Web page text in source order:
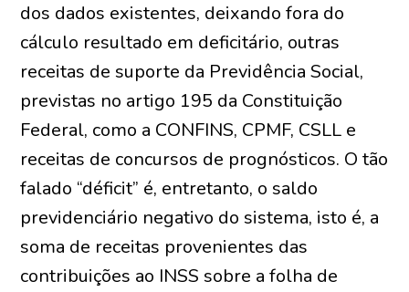
dos dados existentes, deixando fora do
cálculo resultado em deficitário, outras
receitas de suporte da Previdência Social,
previstas no artigo 195 da Constituição
Federal, como a CONFINS, CPMF, CSLL e
receitas de concursos de prognósticos. O tão
falado “déficit” é, entretanto, o saldo
previdenciário negativo do sistema, isto é, a
soma de receitas provenientes das
contribuições ao INSS sobre a folha de